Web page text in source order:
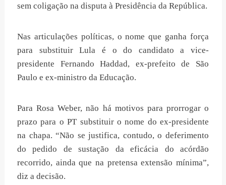
sem coligação na disputa à Presidência da República.
Nas articulações políticas, o nome que ganha força
para substituir Lula é o do candidato a vice-
presidente Fernando Haddad, ex-prefeito de São
Paulo e ex-ministro da Educação.
Para Rosa Weber, não há motivos para prorrogar o
prazo para o PT substituir o nome do ex-presidente
na chapa. “Não se justifica, contudo, o deferimento
do pedido de sustação da eficácia do acórdão
recorrido, ainda que na pretensa extensão mínima”,
diz a decisão.